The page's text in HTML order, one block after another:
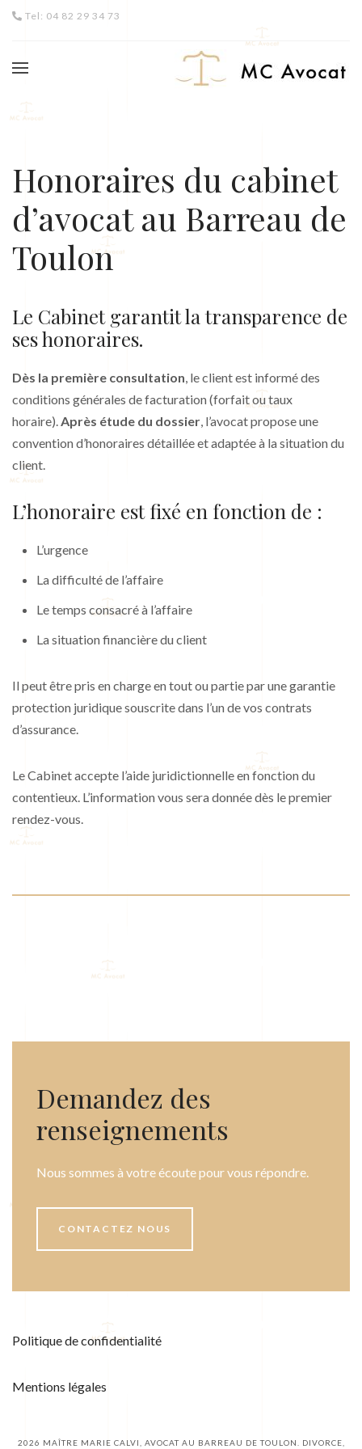
Tel: 04 82 29 34 73
Honoraires du cabinet
d’avocat au Barreau de
Toulon
Le Cabinet garantit la transparence de
ses honoraires.
Dès la première consultation, le client est informé des
conditions générales de facturation (forfait ou taux
horaire).Après étude du dossier, l’avocat propose une
convention d’honoraires détaillée et adaptée à la situation du
client.
L’honoraire est fixé en fonction de :
L’urgence
La difficulté de l’affaire
Le temps consacré à l’affaire
La situation financière du client
Il peut être pris en charge en tout ou partie par une garantie
protection juridique souscrite dans l’un de vos contrats
d’assurance.
Le Cabinet accepte l’aide juridictionnelle en fonction du
contentieux. L’information vous sera donnée dès le premier
rendez-vous.
Demandez des
renseignements
Nous sommes à votre écoute pour vous répondre.
CONTACTEZ NOUS
Politique de confidentialité
Mentions légales
2026 MAÎTRE MARIE CALVI, AVOCAT AU BARREAU DE TOULON. DIVORCE,